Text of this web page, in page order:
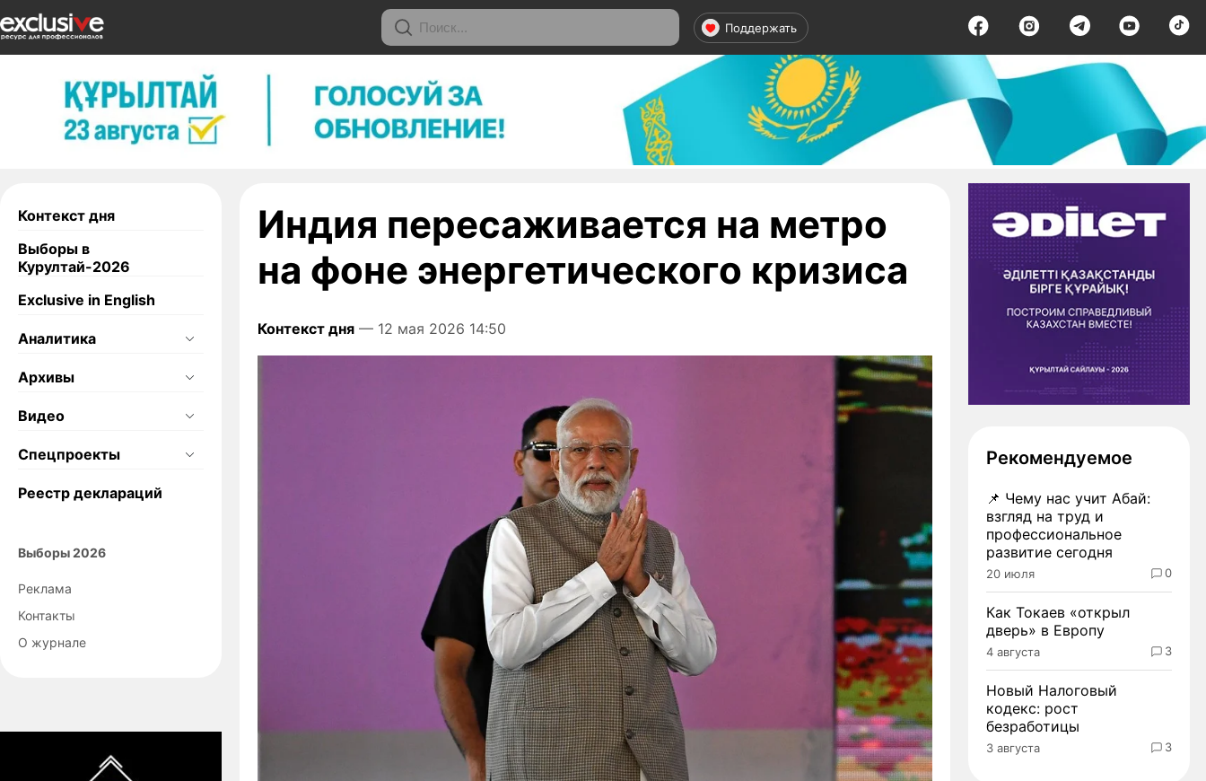
Поддержать
Контекст дня
Выборы в
Курултай-2026
Exclusive in English
Аналитика
Архивы
Видео
Спецпроекты
Реестр деклараций
Выборы 2026
Реклама
Контакты
О журнале
Индия пересаживается на метро
на фоне энергетического кризиса
Контекст дня — 12 мая 2026 14:50
Рекомендуемое
📌 Чему нас учит Абай:
взгляд на труд и
профессиональное
развитие сегодня
20 июля 0
Как Токаев «открыл
дверь» в Европу
4 августа 3
Новый Налоговый
кодекс: рост
безработицы
3 августа 3